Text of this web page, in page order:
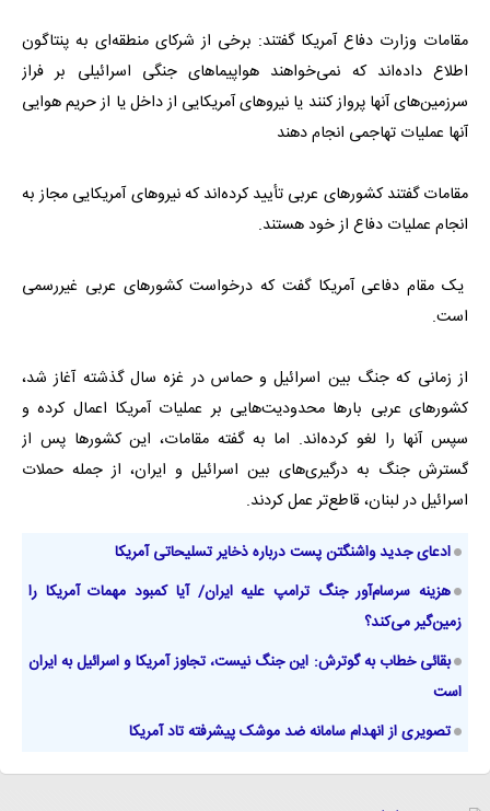
مقامات وزارت دفاع آمریکا گفتند: برخی از شرکای منطقه‌ای به پنتاگون
اطلاع داده‌اند که نمی‌خواهند هواپیماهای جنگی اسرائیلی بر فراز
سرزمین‌های آنها پرواز کنند یا نیروهای آمریکایی از داخل یا از حریم هوایی
آنها عملیات تهاجمی انجام دهند
مقامات گفتند کشورهای عربی تأیید کرده‌اند که نیروهای آمریکایی مجاز به
انجام عملیات دفاع از خود هستند.
یک مقام دفاعی آمریکا گفت که درخواست کشورهای عربی غیررسمی
است.
از زمانی که جنگ بین اسرائیل و حماس در غزه سال گذشته آغاز شد،
کشورهای عربی بارها محدودیت‌هایی بر عملیات آمریکا اعمال کرده و
سپس آنها را لغو کرده‌اند. اما به گفته مقامات، این کشورها پس از
گسترش جنگ به درگیری‌های بین اسرائیل و ایران، از جمله حملات
اسرائیل در لبنان، قاطع‌تر عمل کردند.
ادعای جدید واشنگتن پست درباره ذخایر تسلیحاتی آمریکا
هزینه سرسام‌آور جنگ ترامپ علیه ایران/ آیا کمبود مهمات آمریکا را
زمین‌گیر می‌کند؟
بقائی خطاب به گوترش: این جنگ نیست، تجاوز آمریکا و اسرائیل به ایران
است
تصویری از انهدام‌ سامانه ضد موشک پیشرفته تاد آمریکا